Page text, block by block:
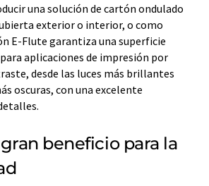
una solución de cartón ondulado
exterior o interior, o como
E-Flute garantiza una superficie
aplicaciones de impresión por
desde las luces más brillantes
oscuras, con una excelente
beneficio para la